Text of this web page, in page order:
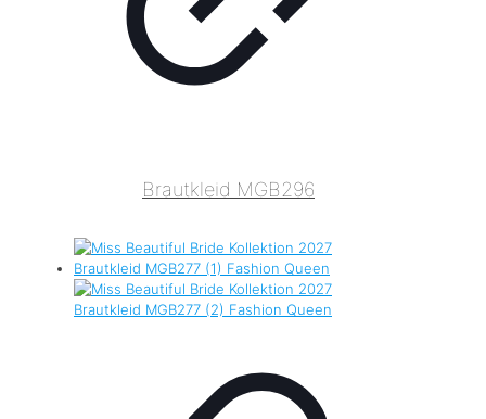
Brautkleid MGB296